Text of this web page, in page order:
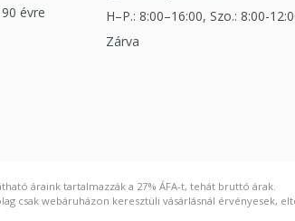
évre
H–P.: 8:00–16:00, Szo.: 8:00-
Zárva
áraink tartalmazzák a 27% ÁFA-t, tehát bruttó árak.
csak webáruházon keresztüli vásárlásnál érvényesek,